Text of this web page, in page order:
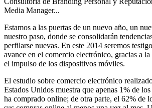
Media Manager...
Estamos a las puertas de un nuevo año, un
nuestro paso, donde se consolidarán
perfilarse nuevas. En este 2014 seremos
avance en el comercio electrónico, gracias a
el impulso de los dispositivos móviles.
El estudio sobre comercio electrónico
Estados Unidos muestra que apenas 1% de
ha comprado online; de otra parte, el 62% de